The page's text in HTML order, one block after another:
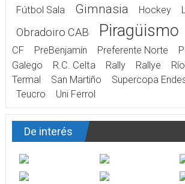
Fútbol Sala Gimnasia Hockey
Obradoiro CAB Piragüismo
CF
PreBenjamín Preferente Norte
Galego
R.C. Celta Rally Rallye
Termal
San Martiño Supercopa
Teucro
Uni Ferrol
De interés